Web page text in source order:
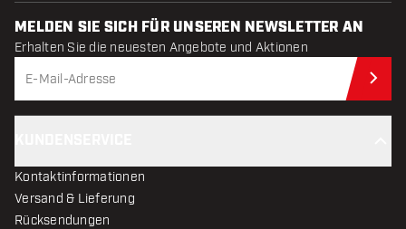
MELDEN SIE SICH FÜR UNSEREN NEWSLETTER AN
Erhalten Sie die neuesten Angebote und Aktionen
Kontaktinformationen
Versand & Lieferung
Rücksendungen